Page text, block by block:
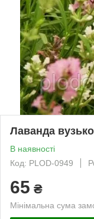
Лаванда
В наявності
Код: PLOD-0949
65 ₴
Мінімальна сума